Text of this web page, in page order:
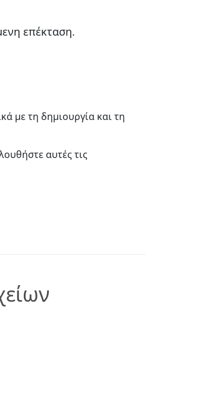
επέκταση.
με τη δημιουργία και τη
αυτές τις